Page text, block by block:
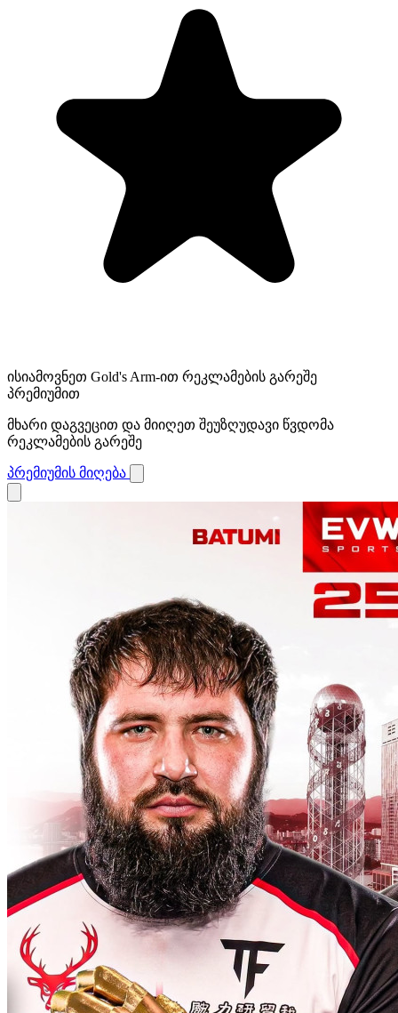
ისიამოვნეთ Gold's Arm-ით რეკლამების გარეშე
პრემიუმით
მხარი დაგვეცით და მიიღეთ შეუზღუდავი წვდომა
რეკლამების გარეშე
პრემიუმის მიღება